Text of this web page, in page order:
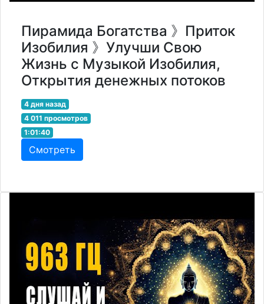
Пирамида Богатства 》Приток
Изобилия 》Улучши Свою
Жизнь с Музыкой Изобилия,
Открытия денежных потоков
4 дня назад
4 011 просмотров
1:01:40
Смотреть